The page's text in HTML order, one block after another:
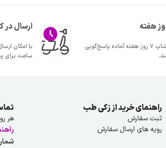
کارشناس‌های اسنپ‌شاپ ۷ روز هفته آماده پاسخ‌گویی
ارسال در
ساعت برای
راهنمای خرید از زکی طب
ثبت سفارش
رویه های ارسال سفارش
هر روز از ۹ صبح تا